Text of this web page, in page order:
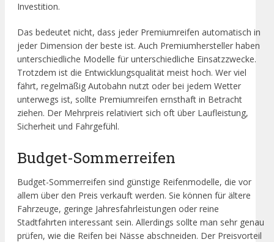
Investition.
Das bedeutet nicht, dass jeder Premiumreifen automatisch in
jeder Dimension der beste ist. Auch Premiumhersteller haben
unterschiedliche Modelle für unterschiedliche Einsatzzwecke.
Trotzdem ist die Entwicklungsqualität meist hoch. Wer viel
fährt, regelmäßig Autobahn nutzt oder bei jedem Wetter
unterwegs ist, sollte Premiumreifen ernsthaft in Betracht
ziehen. Der Mehrpreis relativiert sich oft über Laufleistung,
Sicherheit und Fahrgefühl.
Budget-Sommerreifen
Budget-Sommerreifen sind günstige Reifenmodelle, die vor
allem über den Preis verkauft werden. Sie können für ältere
Fahrzeuge, geringe Jahresfahrleistungen oder reine
Stadtfahrten interessant sein. Allerdings sollte man sehr genau
prüfen, wie die Reifen bei Nässe abschneiden. Der Preisvorteil